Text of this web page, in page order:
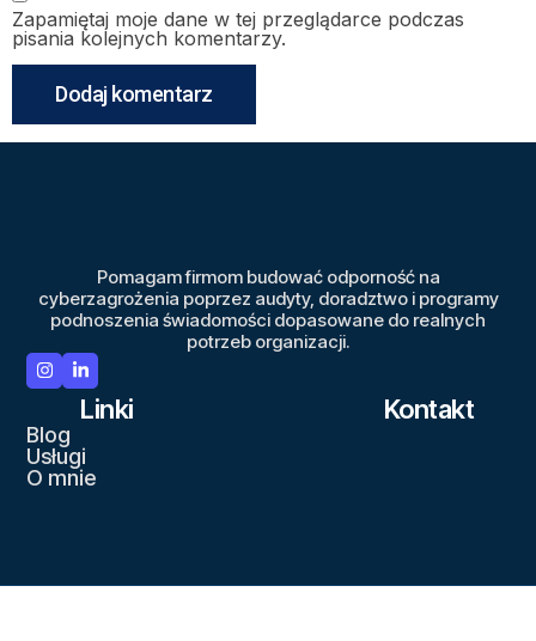
Zapamiętaj moje dane w tej przeglądarce podczas
pisania kolejnych komentarzy.
Pomagam firmom budować odporność na
cyberzagrożenia poprzez audyty, doradztwo i programy
podnoszenia świadomości dopasowane do realnych
potrzeb organizacji.
Linki
Blog
Usługi
O mnie
Kontakt